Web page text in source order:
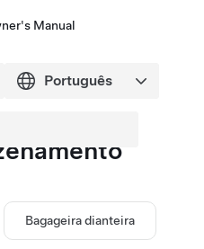
Manual
Bagageira dianteira